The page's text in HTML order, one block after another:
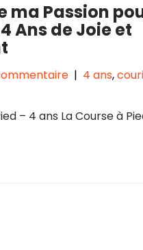
ma Passion
Ans de Joie et
| 4 ans,
– 4 ans La Course à